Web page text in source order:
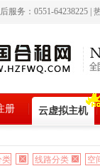
服务：0551-64238225
册 云虚拟主机
类 线路分类 空